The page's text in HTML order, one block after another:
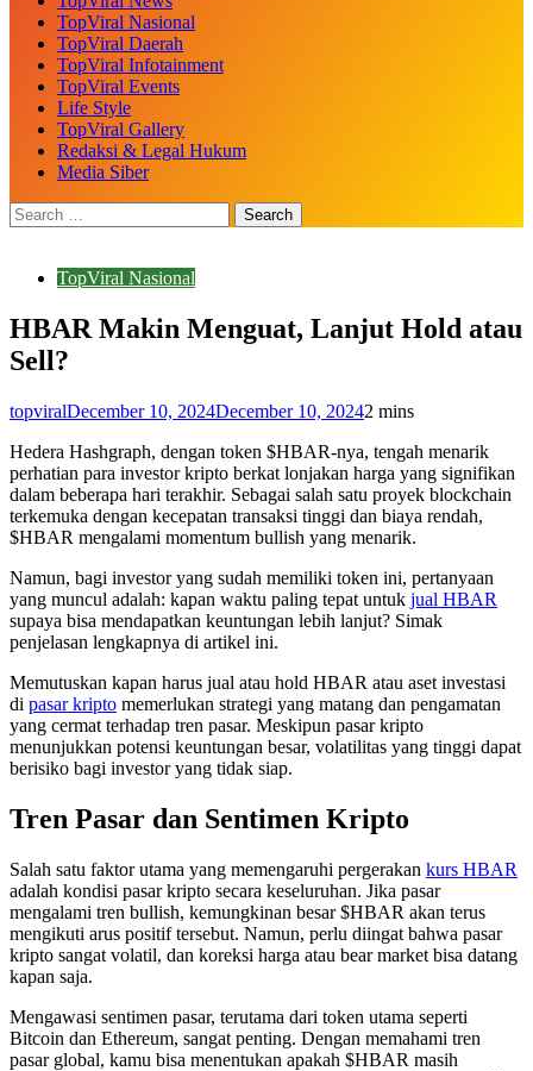
TopViral Nasional
TopViral Daerah
TopViral Infotainment
TopViral Events
Life Style
TopViral Gallery
Redaksi & Legal Hukum
Media Siber
TopViral Nasional
HBAR Makin Menguat, Lanjut Hold atau
Sell?
topviralDecember 10, 2024December 10, 20242 mins
Hedera Hashgraph, dengan token $HBAR-nya, tengah menarik
perhatian para investor kripto berkat lonjakan harga yang signifikan
dalam beberapa hari terakhir. Sebagai salah satu proyek blockchain
terkemuka dengan kecepatan transaksi tinggi dan biaya rendah,
$HBAR mengalami momentum bullish yang menarik.
Namun, bagi investor yang sudah memiliki token ini, pertanyaan
yang muncul adalah: kapan waktu paling tepat untuk jual HBAR
supaya bisa mendapatkan keuntungan lebih lanjut? Simak
penjelasan lengkapnya di artikel ini.
Memutuskan kapan harus jual atau hold HBAR atau aset investasi
di pasar kripto memerlukan strategi yang matang dan pengamatan
yang cermat terhadap tren pasar. Meskipun pasar kripto
menunjukkan potensi keuntungan besar, volatilitas yang tinggi dapat
berisiko bagi investor yang tidak siap.
Tren Pasar dan Sentimen Kripto
Salah satu faktor utama yang memengaruhi pergerakan kurs HBAR
adalah kondisi pasar kripto secara keseluruhan. Jika pasar
mengalami tren bullish, kemungkinan besar $HBAR akan terus
mengikuti arus positif tersebut. Namun, perlu diingat bahwa pasar
kripto sangat volatil, dan koreksi harga atau bear market bisa datang
kapan saja.
Mengawasi sentimen pasar, terutama dari token utama seperti
Bitcoin dan Ethereum, sangat penting. Dengan memahami tren
pasar global, kamu bisa menentukan apakah $HBAR masih